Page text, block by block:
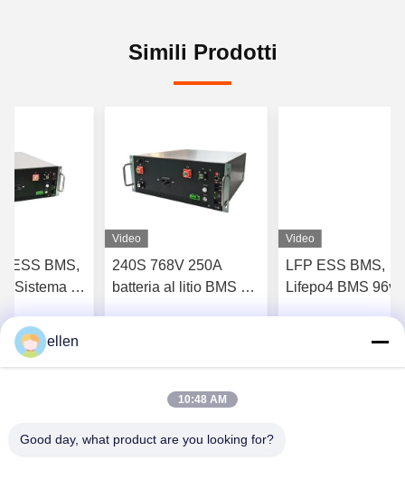
Simili Prodotti
ESS BMS,
Sistema di
il migliore
Video
240S 768V 250A
batteria al litio BMS 4U
prezzo
Video
LFP ESS BMS,
Lifepo4 BMS 96v
ellen
10:48 AM
Good day, what product are you looking for?